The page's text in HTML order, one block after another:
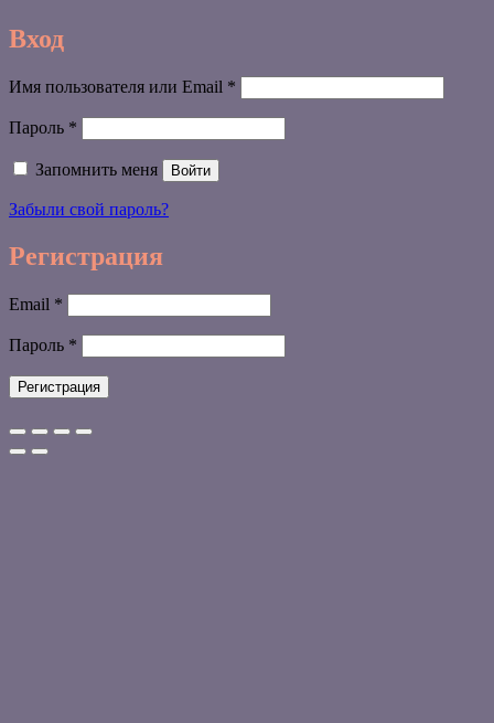
Вход
Имя пользователя или Email *
Пароль *
Запомнить меня Войти
Забыли свой пароль?
Регистрация
Email *
Пароль *
Регистрация